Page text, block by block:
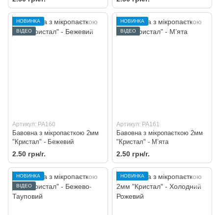
НОВИНКА
ВІДЕО
Артикул: PA160
Бавовна з мікропаєткою 2мм
"Кристал" - Бежевий
2.50 грн/г.
НОВИНКА
ВІДЕО
Артикул: PA161
Бавовна з мікропаєткою 2мм
"Кристал" - М’ята
2.50 грн/г.
НОВИНКА
ВІДЕО
НОВИНКА